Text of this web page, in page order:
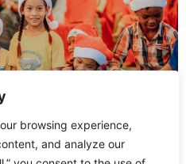
browsing experience,
and analyze our
and pleasantly surprised —